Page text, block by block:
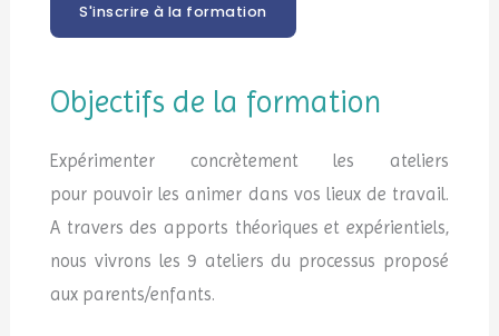
S'inscrire à la formation
Objectifs de la formation
Expérimenter concrètement les ateliers
pour pouvoir les animer dans vos lieux de travail.
A travers des apports théoriques et expérientiels,
nous vivrons les 9 ateliers du processus proposé
aux parents/enfants.